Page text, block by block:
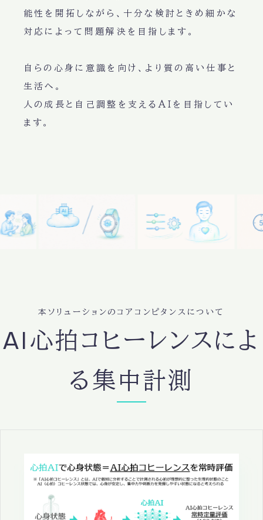
能性を開拓しながら、十分な検討ときめ細かな
対応によって問題解決を目指します。
自らの心身に意識を向け、より質の高い仕事と
生活へ。
人の成長と自己調整を支えるAIを目指してい
ます。
本ソリューションのコアコンピタンスについて
AI心拍コヒーレンスによ
る集中計測